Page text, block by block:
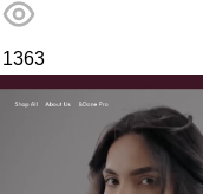
1363